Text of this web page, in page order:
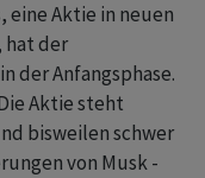
eine Aktie in neuen
hat der
der Anfangsphase.
Aktie steht
bisweilen schwer
von Musk -